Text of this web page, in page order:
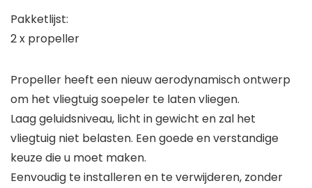
Pakketlijst:
2 x propeller
Propeller heeft een nieuw aerodynamisch ontwerp
om het vliegtuig soepeler te laten vliegen.
Laag geluidsniveau, licht in gewicht en zal het
vliegtuig niet belasten. Een goede en verstandige
keuze die u moet maken.
Eenvoudig te installeren en te verwijderen, zonder